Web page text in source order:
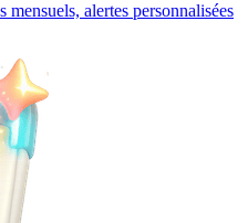
alertes personnalisées